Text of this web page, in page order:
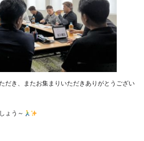
だき、またお集まりいただきありがとうござい
ょう～